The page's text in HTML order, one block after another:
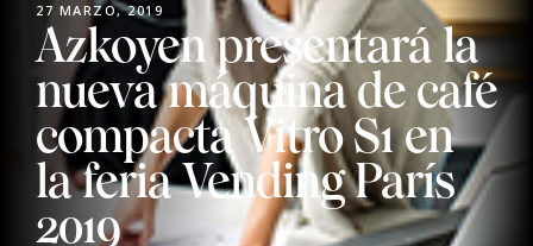
27 MARZO, 2019
Azkoyen presentará la
nueva máquina de café
compacta Vitro S1 en
la feria Vending París
2019